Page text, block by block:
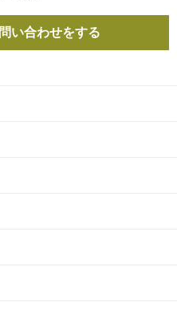
い合わせをする